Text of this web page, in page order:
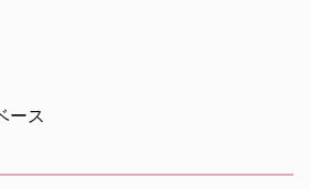
ース